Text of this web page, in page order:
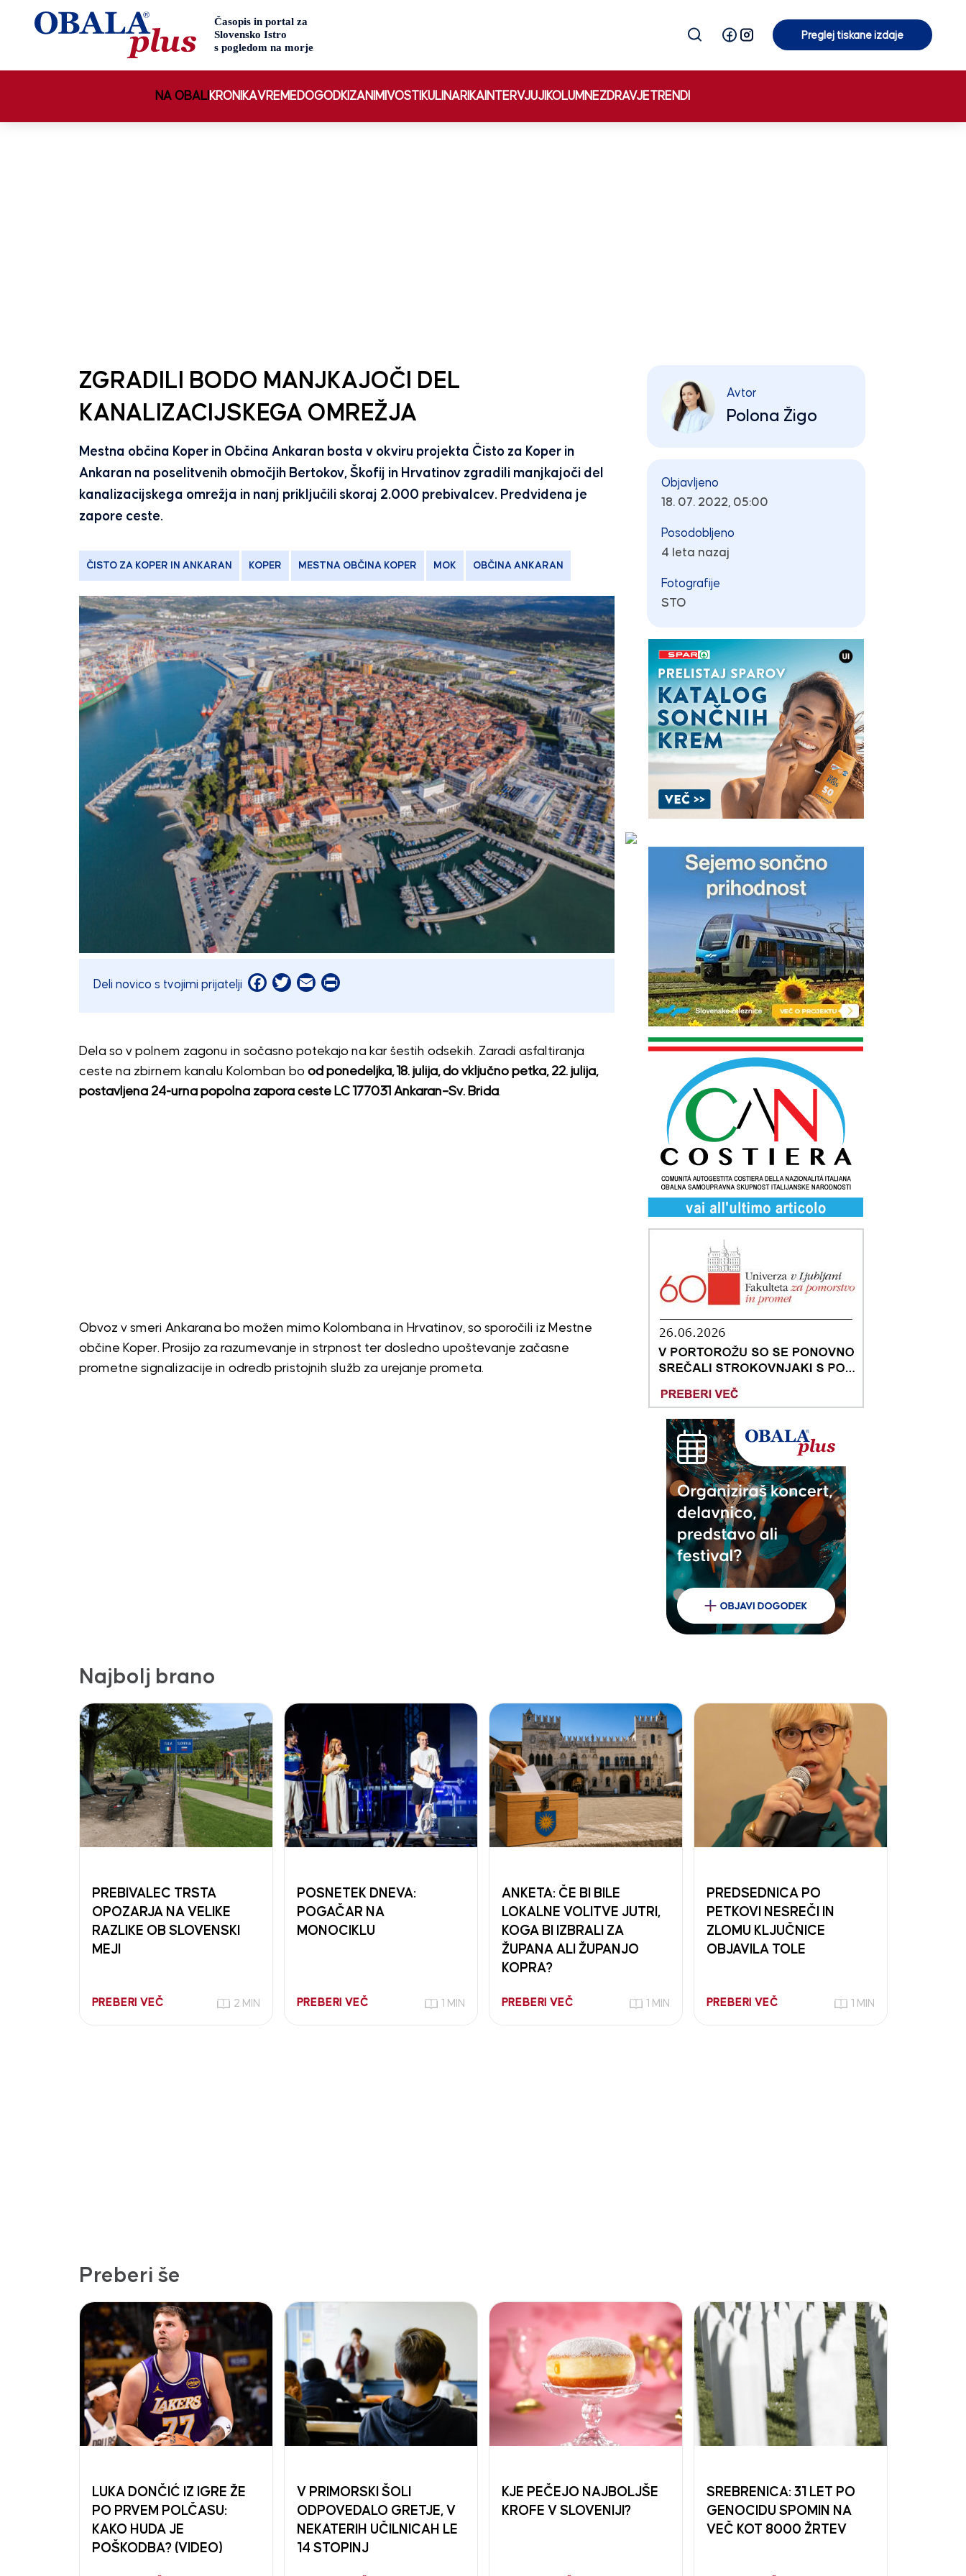
Preglej tiskane izdaje
NA OBALI KRONIKAVREMEDOGODKIZANIMIVOSTI KULINARIKA INTERVJUJI KOLUMNEZDRAVJETRENDI
ZGRADILI BODO MANJKAJOČI DEL
KANALIZACIJSKEGA OMREŽJA
Mestna občina Koper in Občina Ankaran bosta v okviru projekta Čisto za Koper in
Ankaran na poselitvenih območjih Bertokov, Škofij in Hrvatinov zgradili manjkajoči del
kanalizacijskega omrežja in nanj priključili skoraj 2.000 prebivalcev. Predvidena je
zapore ceste.
ČISTO ZA KOPER IN ANKARAN KOPER MESTNA OBČINA KOPER MOK OBČINA ANKARAN
Deli novico s tvojimi prijatelji Facebook
Twitter
EmailPrint
Dela so v polnem zagonu in sočasno potekajo na kar šestih odsekih. Zaradi asfaltiranja
ceste na zbirnem kanalu Kolomban bo od ponedeljka, 18. julija, do vključno petka, 22. julija,
postavljena 24-urna popolna zapora ceste LC 177031 Ankaran–Sv. Brida.
Obvoz v smeri Ankarana bo možen mimo Kolombana in Hrvatinov, so sporočili iz Mestne
občine Koper. Prosijo za razumevanje in strpnost ter dosledno upoštevanje začasne
prometne signalizacije in odredb pristojnih služb za urejanje prometa.
Avtor
Polona Žigo
Objavljeno
18. 07. 2022, 05:00
Posodobljeno
4 leta nazaj
Fotografije
STO
Najbolj brano
PREBIVALEC TRSTA
OPOZARJA NA VELIKE
RAZLIKE OB SLOVENSKI
MEJI
PREBERI VEČ 2 MIN
POSNETEK DNEVA:
POGAČAR NA
MONOCIKLU
PREBERI VEČ 1 MIN
ANKETA: ČE BI BILE
LOKALNE VOLITVE JUTRI,
KOGA BI IZBRALI ZA
ŽUPANA ALI ŽUPANJO
KOPRA?
PREBERI VEČ 1 MIN
PREDSEDNICA PO
PETKOVI NESREČI IN
ZLOMU KLJUČNICE
OBJAVILA TOLE
PREBERI VEČ 1 MIN
Preberi še
LUKA DONČIĆ IZ IGRE ŽE
PO PRVEM POLČASU:
KAKO HUDA JE
POŠKODBA? (VIDEO)
V PRIMORSKI ŠOLI
ODPOVEDALO GRETJE, V
NEKATERIH UČILNICAH LE
14 STOPINJ
KJE PEČEJO NAJBOLJŠE
KROFE V SLOVENIJI?
SREBRENICA: 31 LET PO
GENOCIDU SPOMIN NA
VEČ KOT 8000 ŽRTEV